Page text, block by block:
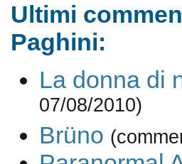
Ultimi
Paghini:
La donna di
07/08/2010)
Brüno